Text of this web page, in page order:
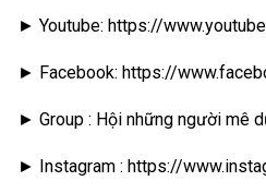
► Youtube: https://
► Facebook: https://
► Group : Hội những người mê
► Instagram : https://